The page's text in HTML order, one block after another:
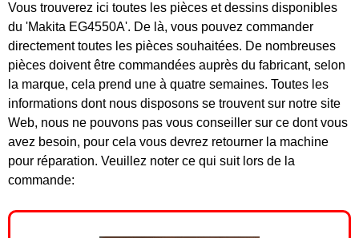
Vous trouverez ici toutes les pièces et dessins disponibles
du 'Makita EG4550A'. De là, vous pouvez commander
directement toutes les pièces souhaitées. De nombreuses
pièces doivent être commandées auprès du fabricant, selon
la marque, cela prend une à quatre semaines. Toutes les
informations dont nous disposons se trouvent sur notre site
Web, nous ne pouvons pas vous conseiller sur ce dont vous
avez besoin, pour cela vous devrez retourner la machine
pour réparation. Veuillez noter ce qui suit lors de la
commande: